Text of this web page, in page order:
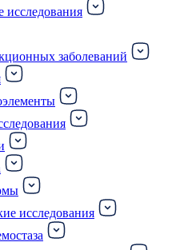
исследования
заболеваний
исследования